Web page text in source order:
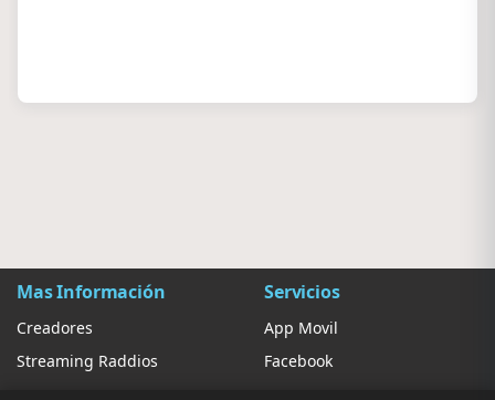
Mas Información
Creadores
Streaming Raddios
Servicios
App Movil
Facebook